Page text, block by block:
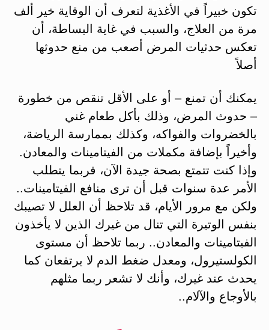
تكون خبيراً في الأغذية لتعرف أن الوقاية خير ألف
مرة من العلاج، والسبب في غاية البساطة، أن
تعكس حدثيات المرض أصعب من منع حدوثها
أصلاً
يمكنك أن تمنع – أو على الأقل تنقص من خطورة
– حدوث المرض، وذلك بأكل طعام غني
بالخضروات والفواكه، وكذلك بممارسة الرياضة،
وأخيراً بإضافة مكملات من الفيتامينات والمعادن.
وإذا كنت تتمتع بصحة جيدة الآن، فربما يتطلب
الأمر عدة سنوات قبل أن ترى منافع الفيتامينات..
ولكن مع مرور الأيام، قد تلاحظ أن العلل لا تصيبك
بنفس الوتيرة التي تنال من غيرك الذين لا يأخذون
الفيتامينات والمعادن.. ربما تلاحظ أن مستوى
الكولستيرول، ومعدل ضغط الدم لا يرتفعان كما
يحدث عند غيرك، وأنك لا تشعر ربما مثلهم
بالأوجاع والآلام..